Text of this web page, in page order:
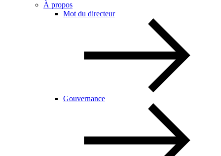
À propos
Mot du directeur
Gouvernance